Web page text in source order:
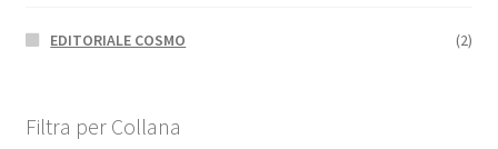
EDITORIALE COSMO (2)
Filtra per Collana